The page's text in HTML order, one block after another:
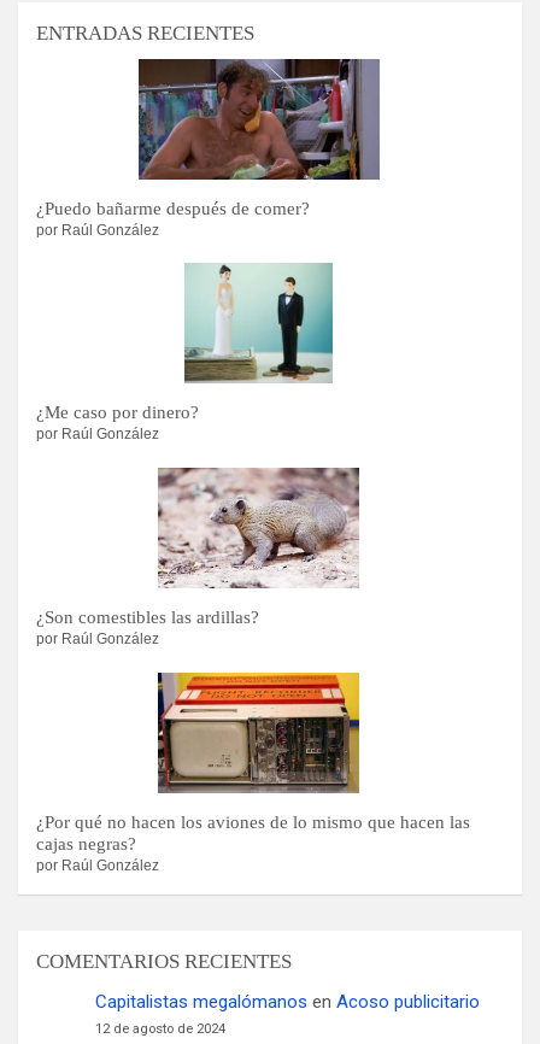
ENTRADAS RECIENTES
¿Puedo bañarme después de comer?
por Raúl González
¿Me caso por dinero?
por Raúl González
¿Son comestibles las ardillas?
por Raúl González
¿Por qué no hacen los aviones de lo mismo que hacen las
cajas negras?
por Raúl González
COMENTARIOS RECIENTES
Capitalistas megalómanos en Acoso publicitario
12 de agosto de 2024